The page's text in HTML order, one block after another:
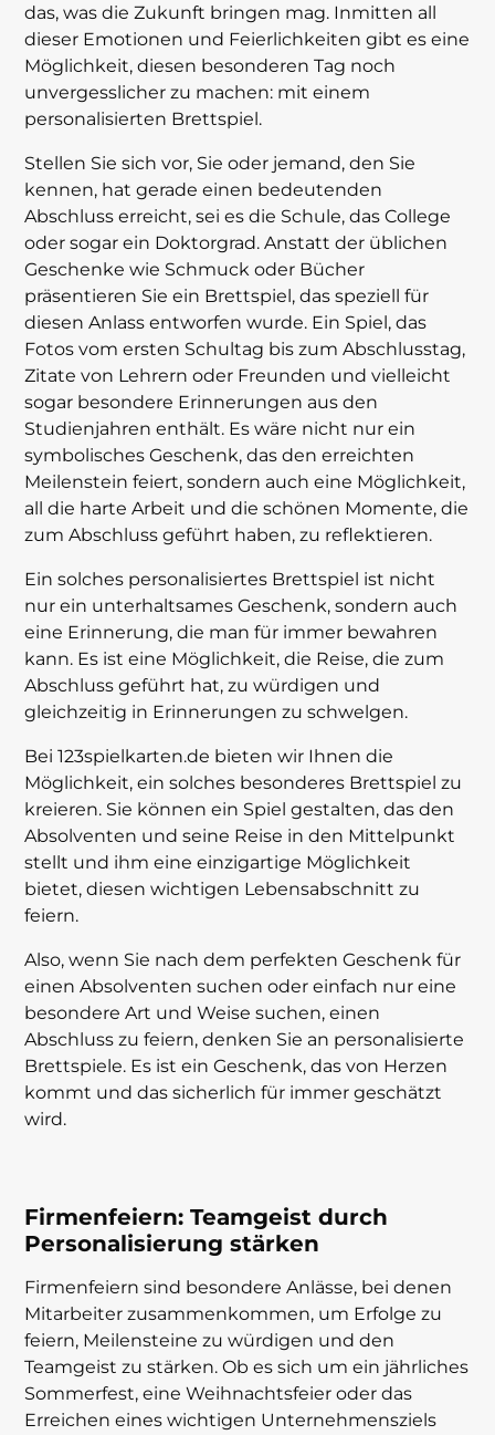
das, was die Zukunft bringen mag. Inmitten all
dieser Emotionen und Feierlichkeiten gibt es eine
Möglichkeit, diesen besonderen Tag noch
unvergesslicher zu machen: mit einem
personalisierten Brettspiel.
Stellen Sie sich vor, Sie oder jemand, den Sie
kennen, hat gerade einen bedeutenden
Abschluss erreicht, sei es die Schule, das College
oder sogar ein Doktorgrad. Anstatt der üblichen
Geschenke wie Schmuck oder Bücher
präsentieren Sie ein Brettspiel, das speziell für
diesen Anlass entworfen wurde. Ein Spiel, das
Fotos vom ersten Schultag bis zum Abschlusstag,
Zitate von Lehrern oder Freunden und vielleicht
sogar besondere Erinnerungen aus den
Studienjahren enthält. Es wäre nicht nur ein
symbolisches Geschenk, das den erreichten
Meilenstein feiert, sondern auch eine Möglichkeit,
all die harte Arbeit und die schönen Momente, die
zum Abschluss geführt haben, zu reflektieren.
Ein solches personalisiertes Brettspiel ist nicht
nur ein unterhaltsames Geschenk, sondern auch
eine Erinnerung, die man für immer bewahren
kann. Es ist eine Möglichkeit, die Reise, die zum
Abschluss geführt hat, zu würdigen und
gleichzeitig in Erinnerungen zu schwelgen.
Bei 123spielkarten.de bieten wir Ihnen die
Möglichkeit, ein solches besonderes Brettspiel zu
kreieren. Sie können ein Spiel gestalten, das den
Absolventen und seine Reise in den Mittelpunkt
stellt und ihm eine einzigartige Möglichkeit
bietet, diesen wichtigen Lebensabschnitt zu
feiern.
Also, wenn Sie nach dem perfekten Geschenk für
einen Absolventen suchen oder einfach nur eine
besondere Art und Weise suchen, einen
Abschluss zu feiern, denken Sie an personalisierte
Brettspiele. Es ist ein Geschenk, das von Herzen
kommt und das sicherlich für immer geschätzt
wird.
Firmenfeiern: Teamgeist durch
Personalisierung stärken
Firmenfeiern sind besondere Anlässe, bei denen
Mitarbeiter zusammenkommen, um Erfolge zu
feiern, Meilensteine zu würdigen und den
Teamgeist zu stärken. Ob es sich um ein jährliches
Sommerfest, eine Weihnachtsfeier oder das
Erreichen eines wichtigen Unternehmensziels